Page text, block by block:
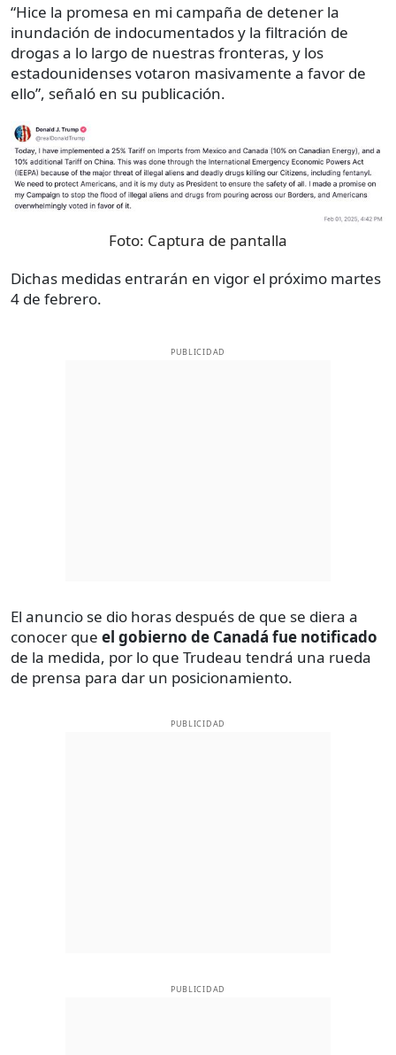
“Hice la promesa en mi campaña de detener la
inundación de indocumentados y la filtración de
drogas a lo largo de nuestras fronteras, y los
estadounidenses votaron masivamente a favor de
ello”, señaló en su publicación.
Foto: Captura de pantalla
Dichas medidas entrarán en vigor el próximo martes
4 de febrero.
PUBLICIDAD
El anuncio se dio horas después de que se diera a
conocer que el gobierno de Canadá fue notificado
de la medida, por lo que Trudeau tendrá una rueda
de prensa para dar un posicionamiento.
PUBLICIDAD
PUBLICIDAD